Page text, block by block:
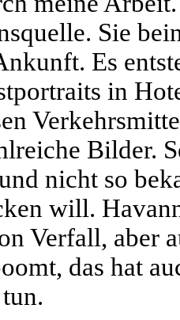
Sie
Es
in
Bilder.
nicht so
will.
Verfall, aber
das hat